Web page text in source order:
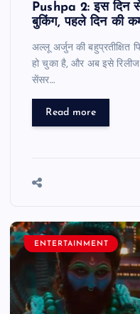
Pushpa 2: इस दिन से
बुकिंग, पहले दिन की
अल्लू अर्जुन की बहुप्रतीक्षित
हो चुका है, और अब इसे रिलीज
सेंसर…
Read more
ENTERTAINMENT